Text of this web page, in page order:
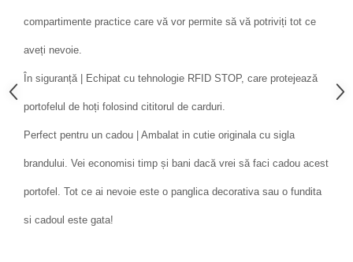
compartimente practice care vă vor permite să vă potriviți tot ce
aveți nevoie.
În siguranță | Echipat cu tehnologie RFID STOP, care protejează
portofelul de hoți folosind cititorul de carduri.
Perfect pentru un cadou | Ambalat in cutie originala cu sigla
brandului. Vei economisi timp și bani dacă vrei să faci cadou acest
portofel. Tot ce ai nevoie este o panglica decorativa sau o fundita
si cadoul este gata!